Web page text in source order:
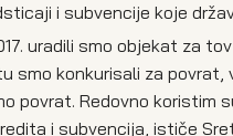
i subvencije koje
uradili smo objekat za
smo konkurisali za
povrat. Redovno koristim
i subvencija, ističe